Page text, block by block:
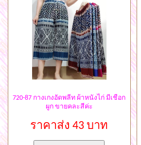
720-87 กางเกงอัดพลีท ผ้าหนังไก่ มีเชือก
ผูก ขายคละสีค่ะ
ราคาส่ง 43 บาท